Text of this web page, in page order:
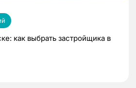
как выбрать застройщика в